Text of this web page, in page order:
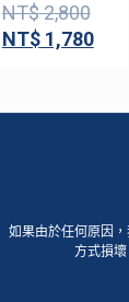
NT$2,800
NT$1,780
如果由於任何原因
方式損